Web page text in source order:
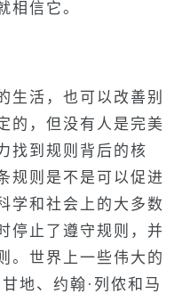
相信它。
生活，也可以改善别
的，但没有人是完美
找到规则背后的核
规则是不是可以促进
学和社会上的大多数
停止了遵守规则，并
。世界上一些伟大的
地、约翰·列侬和马